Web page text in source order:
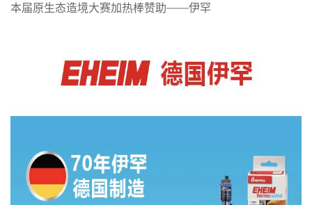
本届原生态造境大赛加热棒赞助——伊罕